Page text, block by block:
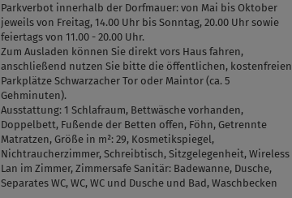
Parkverbot innerhalb der Dorfmauer: von Mai bis Oktober
jeweils von Freitag, 14.00 Uhr bis Sonntag, 20.00 Uhr sowie
feiertags von 11.00 - 20.00 Uhr.
Zum Ausladen können Sie direkt vors Haus fahren,
anschließend nutzen Sie bitte die öffentlichen, kostenfreien
Parkplätze Schwarzacher Tor oder Maintor (ca. 5
Gehminuten).
Ausstattung: 1 Schlafraum, Bettwäsche vorhanden,
Doppelbett, Fußende der Betten offen, Föhn, Getrennte
Matratzen, Größe in m²: 29, Kosmetikspiegel,
Nichtraucherzimmer, Schreibtisch, Sitzgelegenheit, Wireless
Lan im Zimmer, ZimmersafeSanitär: Badewanne, Dusche,
Separates WC, WC, WC und Dusche und Bad, Waschbecken